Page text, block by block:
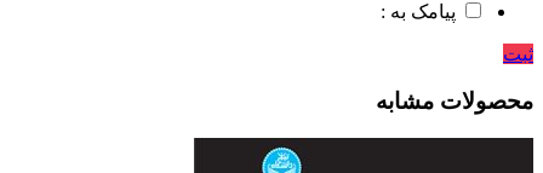
پیامک به :
ثبت
محصولات مشابه